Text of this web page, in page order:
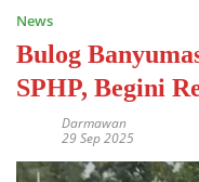
News
Bulog
SPHP, Begini
Darmawan
29 Sep 2025